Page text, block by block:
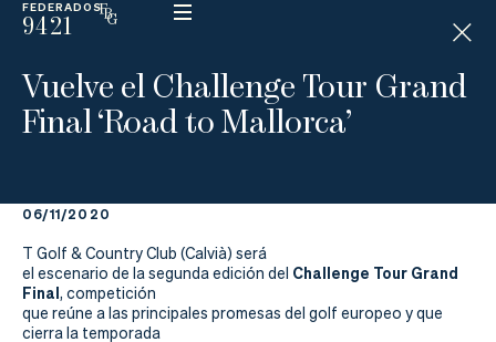
FEDERADOS
9421
ESP
N
D
I
C
La
Federación
Vuelve el Challenge Tour Grand
Final ‘Road to Mallorca’
06/11/2020
T Golf & Country Club (Calvià) será
el escenario de la segunda edición del Challenge Tour Grand
Final, competición
que reúne a las principales promesas del golf europeo y que
cierra la temporada